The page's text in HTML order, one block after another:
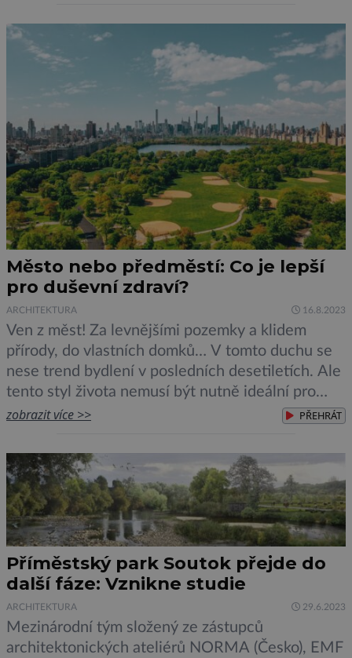
kočovní Nabatejci. Jordánské království je jen o
málo […]
Město nebo předměstí: Co je lepší
pro duševní zdraví?
ARCHITEKTURA 16.8.2023
Ven z měst! Za levnějšími pozemky a klidem
přírody, do vlastních domků… V tomto duchu se
nese trend bydlení v posledních desetiletích. Ale
tento styl života nemusí být nutně ideální pro
psychickou pohodu ani pro životní prostředí. V
ve městě? Lidé v městském prostředí podle […]
zobrazit více >> PŘEHRÁT
Příměstský park Soutok přejde do
další fáze: Vznikne studie
ARCHITEKTURA 29.6.2023
Mezinárodní tým složený ze zástupců
architektonických ateliérů NORMA (Česko), EMF